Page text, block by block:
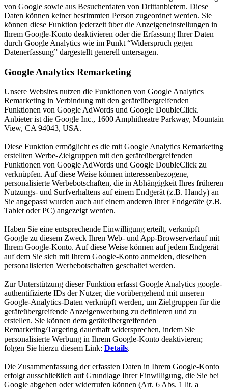
von Google sowie aus Besucherdaten von Drittanbietern. Diese
Daten können keiner bestimmten Person zugeordnet werden. Sie
können diese Funktion jederzeit über die Anzeigeneinstellungen in
Ihrem Google-Konto deaktivieren oder die Erfassung Ihrer Daten
durch Google Analytics wie im Punkt “Widerspruch gegen
Datenerfassung” dargestellt generell untersagen.
Google Analytics Remarketing
Unsere Websites nutzen die Funktionen von Google Analytics
Remarketing in Verbindung mit den geräteübergreifenden
Funktionen von Google AdWords und Google DoubleClick.
Anbieter ist die Google Inc., 1600 Amphitheatre Parkway, Mountain
View, CA 94043, USA.
Diese Funktion ermöglicht es die mit Google Analytics Remarketing
erstellten Werbe-Zielgruppen mit den geräteübergreifenden
Funktionen von Google AdWords und Google DoubleClick zu
verknüpfen. Auf diese Weise können interessenbezogene,
personalisierte Werbebotschaften, die in Abhängigkeit Ihres früheren
Nutzungs- und Surfverhaltens auf einem Endgerät (z.B. Handy) an
Sie angepasst wurden auch auf einem anderen Ihrer Endgeräte (z.B.
Tablet oder PC) angezeigt werden.
Haben Sie eine entsprechende Einwilligung erteilt, verknüpft
Google zu diesem Zweck Ihren Web- und App-Browserverlauf mit
Ihrem Google-Konto. Auf diese Weise können auf jedem Endgerät
auf dem Sie sich mit Ihrem Google-Konto anmelden, dieselben
personalisierten Werbebotschaften geschaltet werden.
Zur Unterstützung dieser Funktion erfasst Google Analytics google-
authentifizierte IDs der Nutzer, die vorübergehend mit unseren
Google-Analytics-Daten verknüpft werden, um Zielgruppen für die
geräteübergreifende Anzeigenwerbung zu definieren und zu
erstellen. Sie können dem geräteübergreifenden
Remarketing/Targeting dauerhaft widersprechen, indem Sie
personalisierte Werbung in Ihrem Google-Konto deaktivieren;
folgen Sie hierzu diesem Link: Details.
Die Zusammenfassung der erfassten Daten in Ihrem Google-Konto
erfolgt ausschließlich auf Grundlage Ihrer Einwilligung, die Sie bei
Google abgeben oder widerrufen können (Art. 6 Abs. 1 lit. a